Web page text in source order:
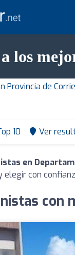
los
Provincia de
10 Ver
en
elegir con
con